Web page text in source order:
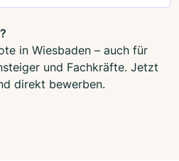
in Wiesbaden – auch für
und Fachkräfte. Jetzt
direkt bewerben.